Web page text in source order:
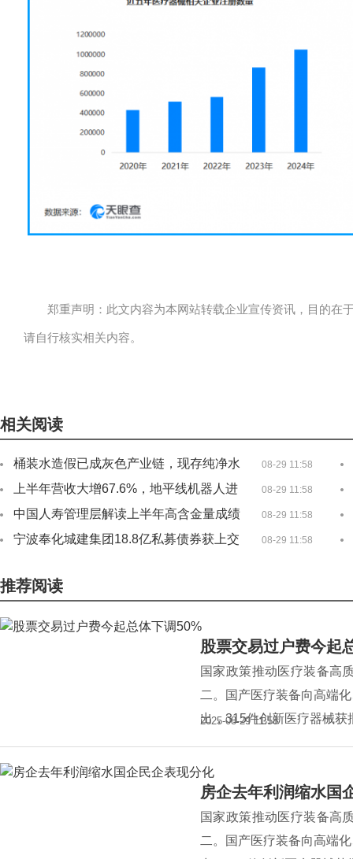
郑重声明：此文内容为本网站转载企业宣传资讯，目的在
请自行核实相关内容。
相关阅读
桶装水造假已成灰色产业链，现存纯净水
相关企业
08-29 11:58
上半年营收大增67.6%，地平线机器人进
入超
08-29 11:58
中国人寿管理层解读上半年高含金量成绩
单下半年
08-29 11:58
宁波奉化城建集团18.8亿私募债券获上交
08-29 11:58
推荐阅读
股票交易过户费今起
国家政策推动医疗装备高
二。国产医疗装备向高端
出，315件创新医疗器械获
2025-08-29 11:58
房企去年利润缩水国
国家政策推动医疗装备高
二。国产医疗装备向高端